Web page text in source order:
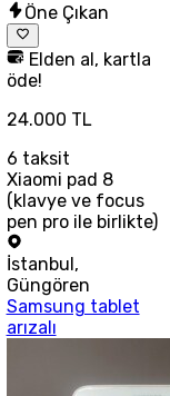
Öne Çıkan
Elden al, kartla
öde!
24.000 TL
6 taksit
Xiaomi pad 8
(klavye ve focus
pen pro ile birlikte)
İstanbul ,
Güngören
Samsung tablet
arızalı